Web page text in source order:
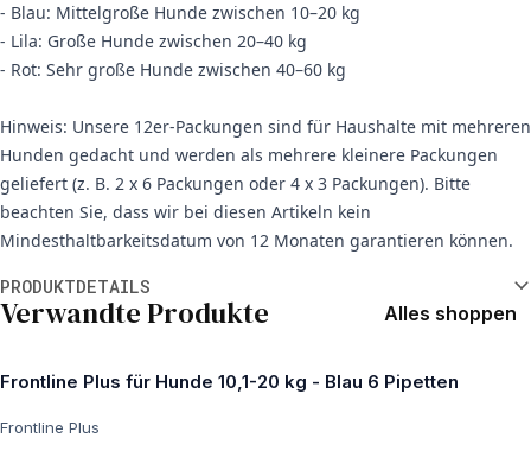
- Blau: Mittelgroße Hunde zwischen 10–20 kg
- Lila: Große Hunde zwischen 20–40 kg
- Rot: Sehr große Hunde zwischen 40–60 kg
Hinweis: Unsere 12er-Packungen sind für Haushalte mit mehreren
Hunden gedacht und werden als mehrere kleinere Packungen
geliefert (z. B. 2 x 6 Packungen oder 4 x 3 Packungen). Bitte
beachten Sie, dass wir bei diesen Artikeln kein
Mindesthaltbarkeitsdatum von 12 Monaten garantieren können.
PRODUKTDETAILS
Verwandte Produkte Alles shoppen
Frontline Plus für Hunde 10,1-20 kg - Blau 6 Pipetten
Frontline Plus